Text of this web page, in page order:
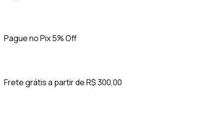
Pague no Pix 5% Off
Frete grátis a partir de R$ 300,00